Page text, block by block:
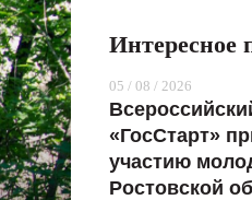
Интересное
05 / 08 / 2026
«ГосСтарт»
участию
Ростовской